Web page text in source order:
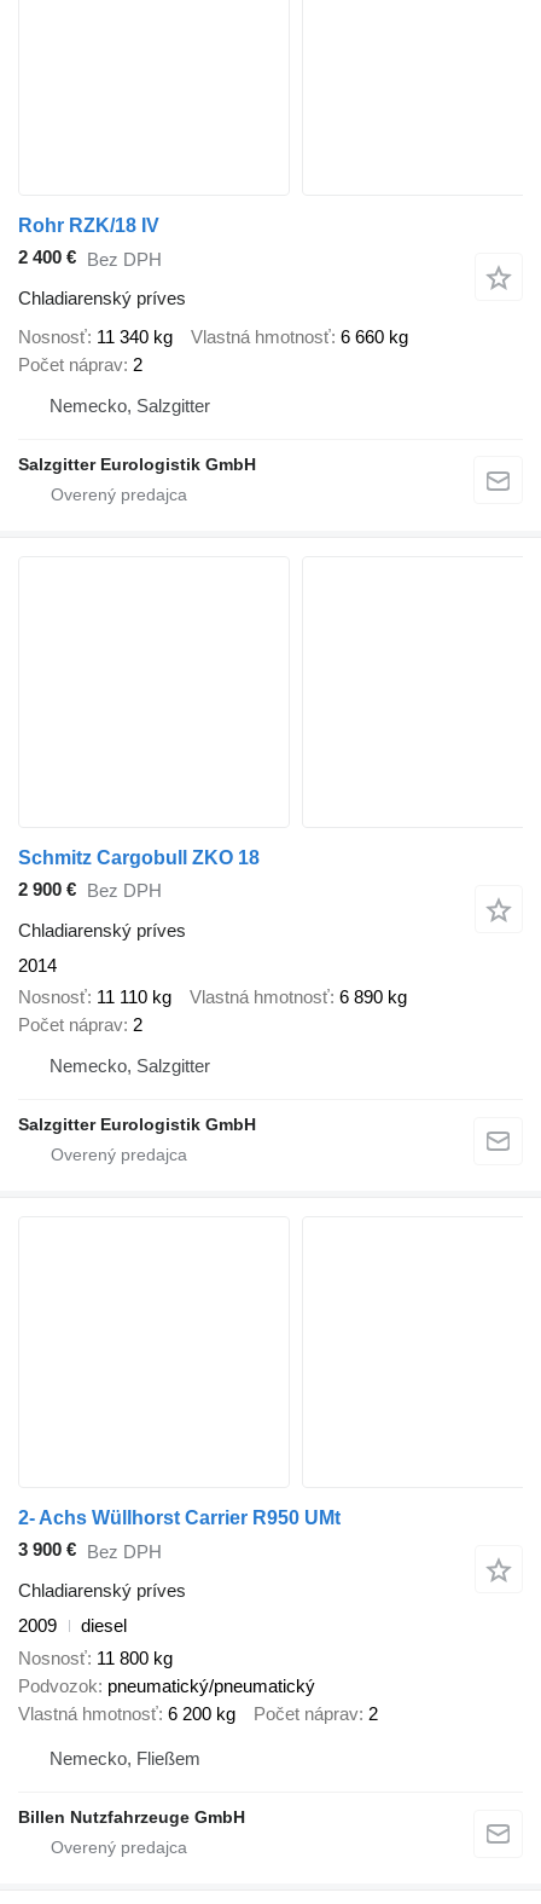
Rohr RZK/18 IV
2 400 € Bez DPH
Chladiarenský príves
Nosnosť 11 340 kg Vlastná hmotnosť 6 660 kg
Počet náprav 2
Nemecko, Salzgitter
Salzgitter Eurologistik GmbH
Schmitz Cargobull ZKO 18
2 900 € Bez DPH
Chladiarenský príves
2014
Nosnosť 11 110 kg Vlastná hmotnosť 6 890 kg
Počet náprav 2
Nemecko, Salzgitter
Salzgitter Eurologistik GmbH
2- Achs Wüllhorst Carrier R950 UMt
3 900 € Bez DPH
Chladiarenský príves
2009
diesel
Nosnosť 11 800 kg
Podvozok pneumatický/pneumatický
Vlastná hmotnosť 6 200 kg Počet náprav 2
Nemecko, Fließem
Billen Nutzfahrzeuge GmbH